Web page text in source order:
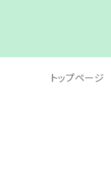
トップページ